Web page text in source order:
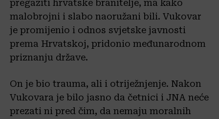
pregaziti hrvatske branitelje, ma kako
malobrojni i slabo naoružani bili. Vukovar
je promijenio i odnos svjetske javnosti
prema Hrvatskoj, pridonio međunarodnom
priznanju države.
On je bio trauma, ali i otriježnjenje. Nakon
Vukovara je bilo jasno da četnici i JNA neće
prezati ni pred čim, da nemaju moralnih